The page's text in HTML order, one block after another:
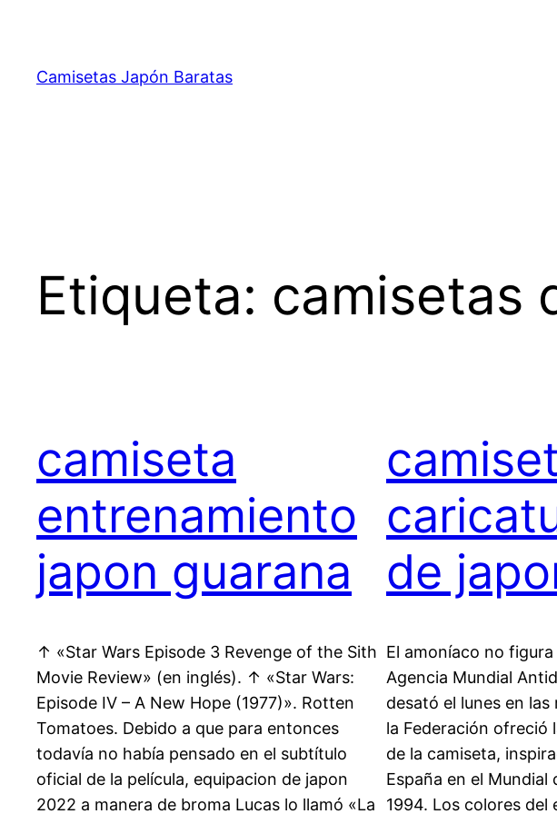
contenido
Camisetas Japón Baratas
Etiqueta: camisetas
camiseta
entrenamiento
japon guarana
↑ «Star Wars Episode 3 Revenge of the Sith
Movie Review» (en inglés). ↑ «Star Wars:
Episode IV – A New Hope (1977)». Rotten
Tomatoes. Debido a que para entonces
todavía no había pensado en el subtítulo
oficial de la película, equipacion de japon
2022 a manera de broma Lucas lo llamó «La
de
El amoníaco no
Agencia Mundial
desató el lunes en
la Federación ofreció
de la camiseta,
España en el Mundial
1994. Los colores del